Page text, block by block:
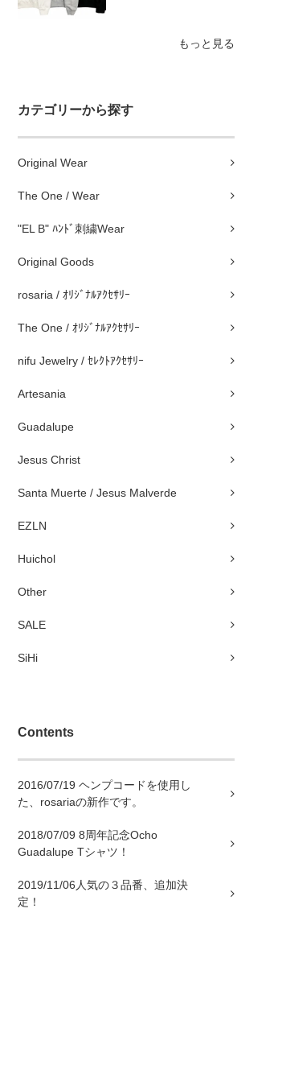
もっと見る
カテゴリーから探す
Original Wear
The One / Wear
"EL B" ﾊﾝﾄﾞ刺繍Wear
Original Goods
rosaria / ｵﾘｼﾞﾅﾙｱｸｾｻﾘｰ
The One / ｵﾘｼﾞﾅﾙｱｸｾｻﾘｰ
nifu Jewelry / ｾﾚｸﾄｱｸｾｻﾘｰ
Artesania
Guadalupe
Jesus Christ
Santa Muerte / Jesus Malverde
EZLN
Huichol
Other
SALE
SiHi
Contents
2016/07/19 ヘンプコードを使用し
た、rosariaの新作です。
2018/07/09 8周年記念Ocho
Guadalupe Tシャツ！
2019/11/06人気の３品番、追加決
定！